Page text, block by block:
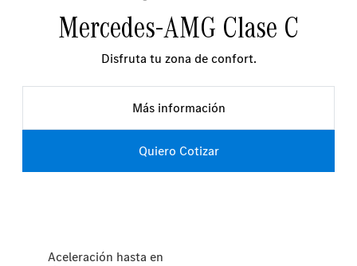
Mercedes-AMG Clase C
Disfruta tu zona de confort.
Más información
Quiero Cotizar
Aceleración hasta en